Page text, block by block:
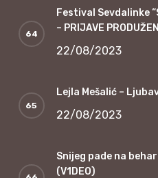
Festival Sevdalinke
– PRIJAVE
22/08/2023
Lejla Mešalić –
22/08/2023
Snijeg pade na
(V1DEO)